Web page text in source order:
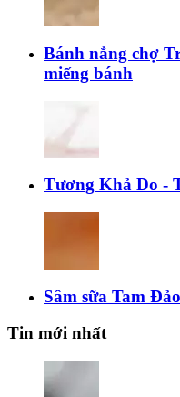
Bánh nẳng chợ
miếng bánh
Tương Khả Do -
Sâm sữa Tam
Tin mới nhất